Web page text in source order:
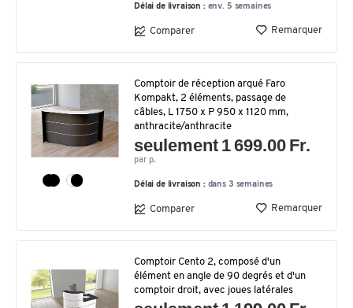
Délai de livraison : env. 5 semaines
Comparer Remarquer
Comptoir de réception arqué Faro
Kompakt, 2 éléments, passage de
câbles, L 1750 x P 950 x 1120 mm,
anthracite/anthracite
seulement 1 699.00 Fr.
par p.
Délai de livraison : dans 3 semaines
Comparer Remarquer
Comptoir Cento 2, composé d'un
élément en angle de 90 degrés et d'un
comptoir droit, avec joues latérales